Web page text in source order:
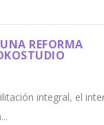
REFORMA
integral, el